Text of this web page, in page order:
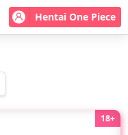
Hentai One Piece
18+